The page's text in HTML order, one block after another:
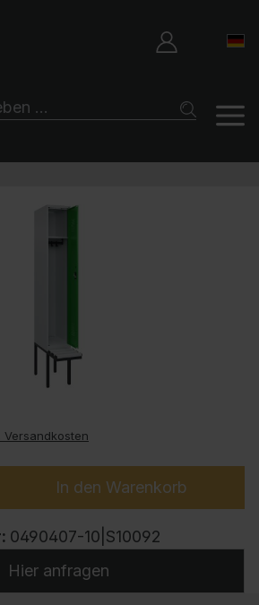
Versandkosten
In den Warenkorb
0490407-10|S10092
Hier anfragen